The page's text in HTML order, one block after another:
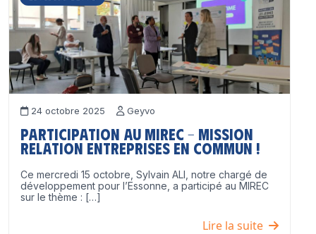
24 octobre 2025 Geyvo
Participation au MIREC – Mission
Relation Entreprises en Commun !
Ce mercredi 15 octobre, Sylvain ALI, notre chargé de
développement pour l’Essonne, a participé au MIREC
sur le thème : […]
Lire la suite